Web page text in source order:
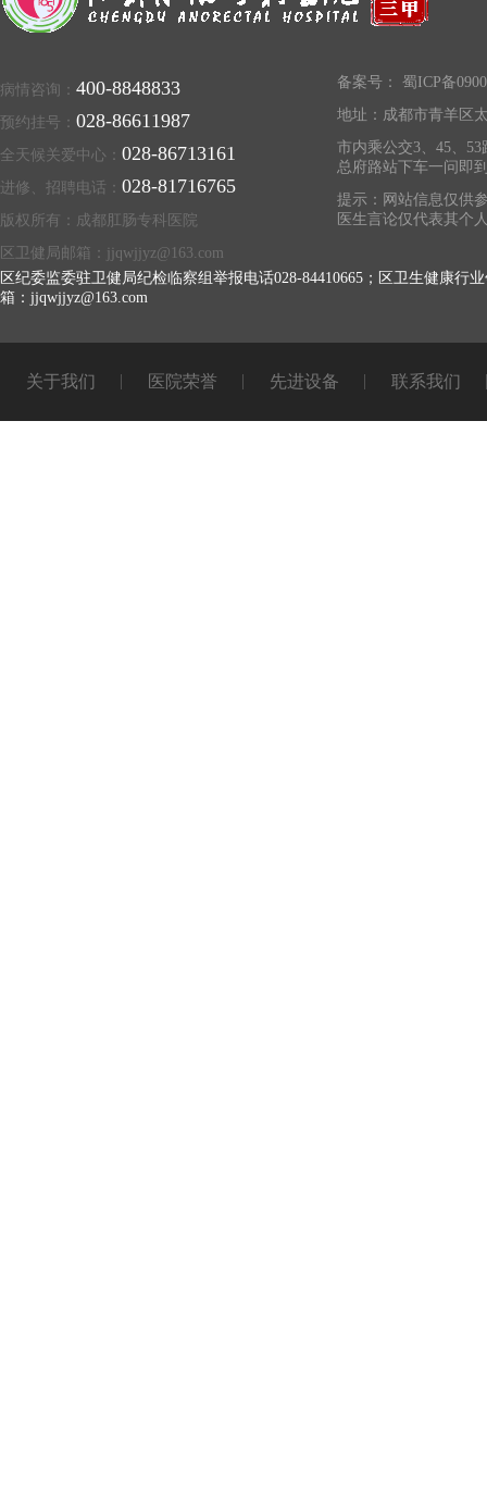
病情咨询： 400-8848833
预约挂号： 028-86611987
全天候关爱中心： 028-86713161
进修、招聘电话： 028-81716765
版权所有：成都肛肠专科医院
区卫健局邮箱：jjqwjjyz@163.com
备案号：
蜀ICP备
地址：成都市青羊区
市内乘公交3、45、
总府路站下车一问即
提示：网站信息仅供
医生言论仅代表其个
区纪委监委驻卫健局纪检临察组举报电话028-84410665；区卫生健康行
箱：jjqwjjyz@163.com
关于我们 医院荣誉 先进设备 联系我们